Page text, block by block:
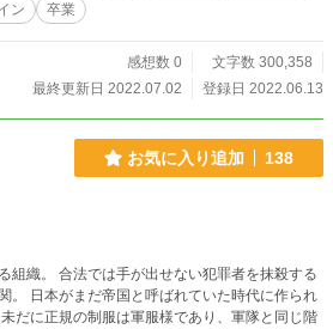
ン 卒業
感想数 0
文字数 300,358
最終更新日 2022.07.02
登録日 2022.06.13
お気に入り追加 138
ない犯罪者を抹殺する
代に作られ
だに正規の制服は軍服様であり、軍隊と同じ階